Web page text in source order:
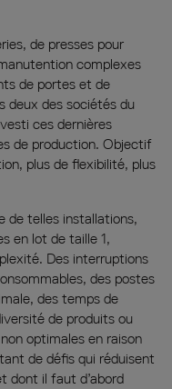
de presses pour
complexes
de portes et de
deux des sociétés du
ces dernières
de production. Objectif
plus de flexibilité, plus
de telles installations,
en lot de taille 1,
Des interruptions
des postes
des temps de
de produits ou
optimales en raison
de défis qui réduisent
dont il faut d’abord